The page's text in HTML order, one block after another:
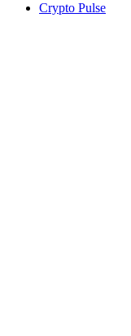
Crypto Pulse